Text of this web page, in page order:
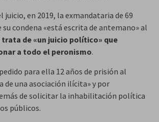
juicio, en 2019, la exmandataria de 69
su condena «está escrita de antemano» al
trata de «un juicio político» que
a todo el peronismo.
para ella 12 años de prisión al
de una asociación ilícita» y por
de solicitar la inhabilitación política
públicos.